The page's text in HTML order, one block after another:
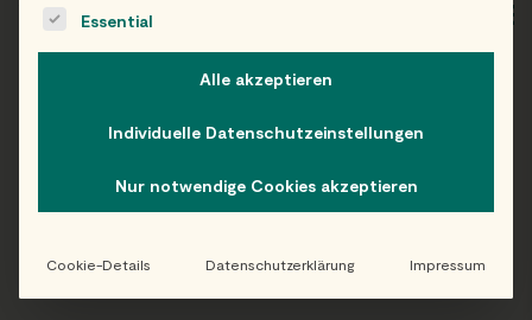
WIEN
Folge uns auf Instagram!
@EATHAPPY
The following is a list of service groups for which consent
Essential
Alle akzeptieren
Individuelle Datenschutzeinstellungen
Nur notwendige Cookies akzeptieren
Cookie-Details Datenschutzerklärung Impressum